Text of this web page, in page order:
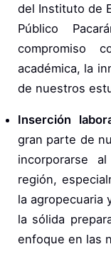
del Instituto de
Público
compromiso
académica, la
de nuestros
Inserción
gran parte de
incorporarse
región,
la agropecuaria
la sólida
enfoque en las